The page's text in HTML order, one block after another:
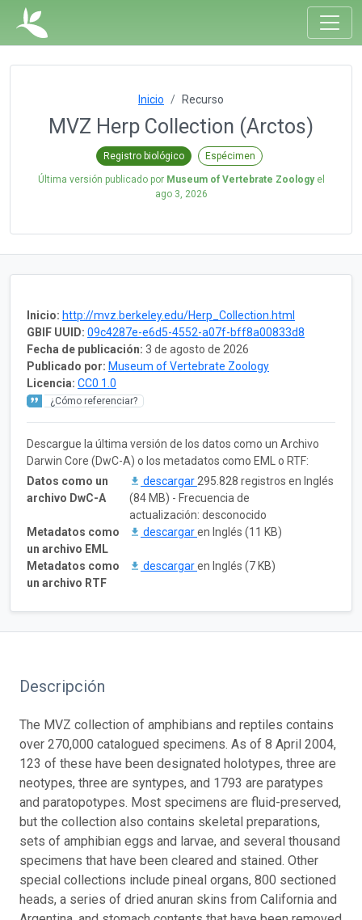
Inicio Recurso
MVZ Herp Collection (Arctos)
Registro biológico Espécimen
Última versión publicado por Museum of Vertebrate Zoologyel
ago 3, 2026
Inicio: http://mvz.berkeley.edu/Herp_Collection.html
GBIF UUID: 09c4287e-e6d5-4552-a07f-bff8a00833d8
Fecha de publicación: 3 de agosto de 2026
Publicado por: Museum of Vertebrate Zoology
Licencia: CC0 1.0
¿Cómo referenciar?
Descargue la última versión de los datos como un Archivo
Darwin Core (DwC-A) o los metadatos como EML o RTF:
Datos como un
archivo DwC-A
descargar 295.828 registros en Inglés
(84 MB) - Frecuencia de
actualización: desconocido
Metadatos como
un archivo EML
descargaren Inglés (11 KB)
Metadatos como
un archivo RTF
descargaren Inglés (7 KB)
Descripción
The MVZ collection of amphibians and reptiles contains
over 270,000 catalogued specimens. As of 8 April 2004,
123 of these have been designated holotypes, three are
neotypes, three are syntypes, and 1793 are paratypes
and paratopotypes. Most specimens are fluid-preserved,
but the collection also contains skeletal preparations,
sets of amphibian eggs and larvae, and several thousand
specimens that have been cleared and stained. Other
special collections include pineal organs, 800 sectioned
heads, a series of dried anuran skins from California and